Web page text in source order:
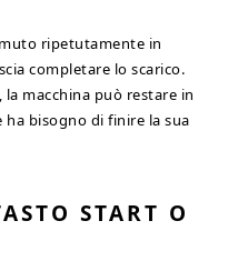
ripetutamente in
completare lo scarico.
macchina può restare in
bisogno di finire la sua
START O